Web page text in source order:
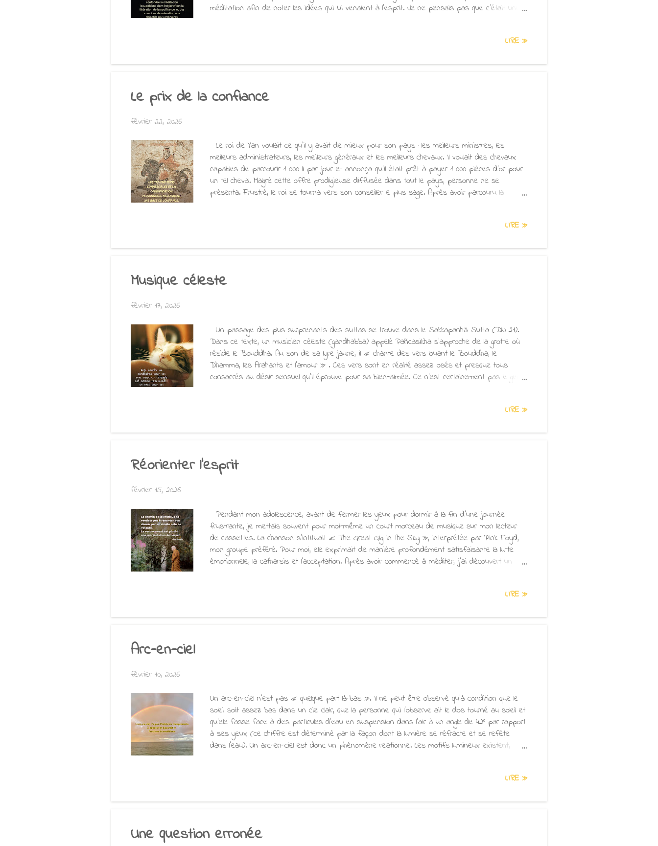
méditation afin de noter les idées qui lui venaient à l'esprit. Je ne pensais pas que c'était une
donnant libre cours à des souvenirs ou des fantasmes de plaisirs sensuels, mais aussi par
rentrée chez elle, de pratiquer un exercice de méditation dans le seul but de calmer son esprit
LIRE »
Le prix de la confiance
février 22, 2026
Le roi de Yan voulait ce qu'il y avait de mieux pour son pays : les meilleurs ministres, les
meilleurs administrateurs, les meilleurs généraux et les meilleurs chevaux. Il voulait des chevaux
capables de parcourir 1 000 li par jour et annonça qu'il était prêt à payer 1 000 pièces d'or pour
un tel cheval. Malgré cette offre prodigieuse diffusée dans tout le pays, personne ne se
présenta. Frustré, le roi se tourna vers son conseiller le plus sage. Après avoir parcouru la
d'or au propriétaire du cheval pour ses os. Lorsque le conseiller revint au palais, le roi était en
conseiller demanda au roi d’être patient. Peu de temps après, un flot continu de personnes se
LIRE »
Musique céleste
février 17, 2026
Un passage des plus surprenants des suttas se trouve dans le Sakkapanhā Sutta (DN 21).
Dans ce texte, un musicien céleste (gandhabba) appelé Pañcasikha s'approche de la grotte où
réside le Bouddha. Au son de sa lyre jaune, il « chante des vers louant le Bouddha, le
Dhamma, les Arahants et l'amour » . Ces vers sont en réalité assez osés et presque tous
consacrés au désir sensuel qu'il éprouve pour sa bien-aimée. Ce n'est certainement pas le genre
brise pour celui qui transpire. Ou comme une gorgée rafraîchissante pour celui qui a soif, Ta
début, Ô jeune fille aux tresses ondulantes, Croissait rapidement Comme s'accroissent les
LIRE »
Réorienter l’esprit
février 15, 2026
Pendant mon adolescence, avant de fermer les yeux pour dormir à la fin d’une journée
frustrante, je mettais souvent pour moi-même un court morceau de musique sur mon lecteur
de cassettes. La chanson s’intitulait « The Great Gig in the Sky », interprétée par Pink Floyd,
mon groupe préféré. Pour moi, elle exprimait de manière profondément satisfaisante la lutte
émotionnelle, la catharsis et l’acceptation. Après avoir commencé à méditer, j’ai découvert un
une vie consacrée à l’abandon de toutes les formes de désir, y compris celles de l’excitation, de
m’arrivait parfois d’entendre de la musique lors de mes tournées d’aumônes ou dans un
LIRE »
Arc-en-ciel
février 10, 2026
Un arc-en-ciel n'est pas « quelque part là-bas ». Il ne peut être observé qu'à condition que le
soleil soit assez bas dans un ciel clair, que la personne qui l'observe ait le dos tourné au soleil et
qu'elle fasse face à des particules d'eau en suspension dans l'air à un angle de 42° par rapport
à ses yeux (ce chiffre est déterminé par la façon dont la lumière se réfracte et se reflète
dans l'eau). Un arc-en-ciel est donc un phénomène relationnel. Les motifs lumineux existent,
arc-en-ciel, car les gouttelettes qui envoient la lumière à un observateur ne sont pas les mêmes
d'existence indépendante, il apparaît et disparaît en fonction des conditions. L'arc-en-ciel peu...
LIRE »
Une question erronée